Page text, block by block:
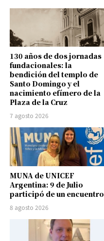
130 años de dos jornadas
fundacionales: la
bendición del templo de
Santo Domingo y el
nacimiento efímero de la
Plaza de la Cruz
7 agosto 2026
MUNA de UNICEF
Argentina: 9 de Julio
participó de un encuentro
8 agosto 2026